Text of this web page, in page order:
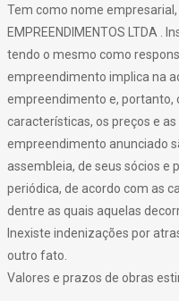
Tem como nome empresarial,
EMPREENDIMENTOS LTDA .
tendo o mesmo como
empreendimento implica na
empreendimento e, portanto,
características, os preços e
empreendimento anunciado
assembleia, de seus sócios e
periódica, de acordo com as
dentre as quais aquelas
Inexiste indenizações por
outro fato.
Valores e prazos de obras